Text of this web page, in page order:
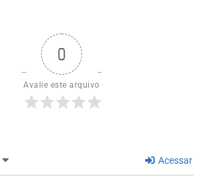
0
Avalie este arquivo
Acessar